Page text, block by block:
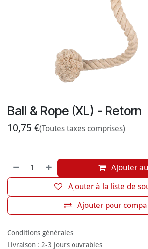
Ball & Rope (XL) - Retorn
10,75 €(Toutes taxes comprises)
Ajouter
Ajouter pour
Ajouter à la liste de
Conditions générales
Livraison : 2-3 jours ouvrables